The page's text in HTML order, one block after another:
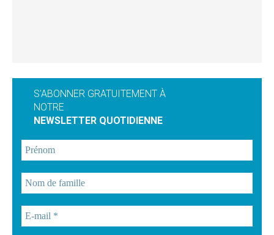
S'ABONNER GRATUITEMENT À
NOTRE
NEWSLETTER QUOTIDIENNE